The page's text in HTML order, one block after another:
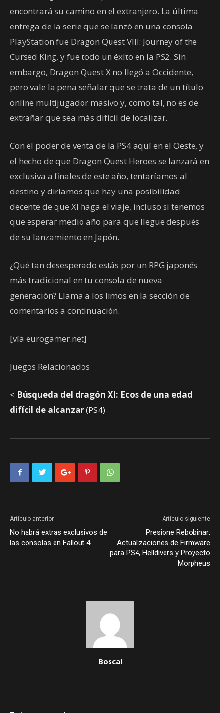
encontrará su camino en el extranjero. La última
entrega de la serie que se lanzó en una consola
PlayStation fue Dragon Quest VIII: Journey of the
Cursed King, y fue todo un éxito en la PS2. Sin
embargo, Dragon Quest X no llegó a Occidente,
pero vale la pena señalar que se trata de un título
online multijugador masivo y, como tal, no es de
extrañar que sea más difícil de localizar.
Con el poder de venta de la PS4 aquí en el Oeste, y
el hecho de que Dragon Quest Heroes se lanzará en
exclusiva a finales de este año, tentaríamos al
destino y diríamos que hay una posibilidad
decente de que XI haga el viaje, incluso si tenemos
que esperar medio año para que llegue después
de su lanzamiento en Japón.
¿Qué tan desesperado estás por un RPG japonés
más tradicional en tu consola de nueva
generación? Llama a los limos en la sección de
comentarios a continuación.
[vía eurogamer.net]
Juegos Relacionados
< Búsqueda del dragón XI: Ecos de una edad
difícil de alcanzar(PS4)
Artículo anterior
No habrá extras exclusivos de
las consolas en Fallout 4
Artículo siguiente
Presione Rebobinar:
Actualizaciones de Firmware
para PS4, Helldivers y Proyecto
Morpheus
Boscal